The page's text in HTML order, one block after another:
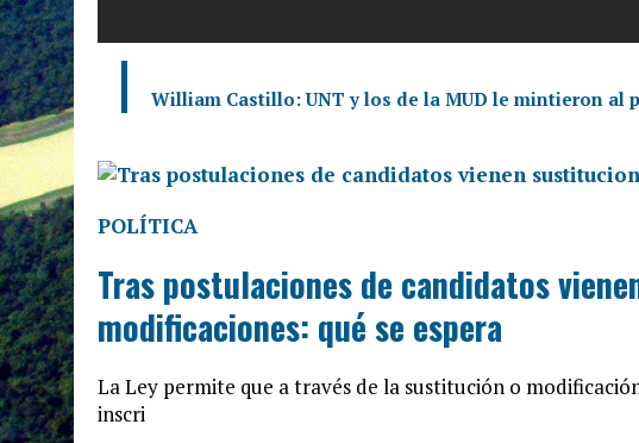
William Castillo: UNT y los de la MUD le mintieron al
POLÍTICA
Tras postulaciones de candidatos
modificaciones: qué se espera
La Ley permite que a través de la sustitución o
inscri